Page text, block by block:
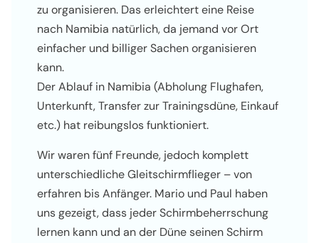
zu organisieren. Das erleichtert eine Reise
nach Namibia natürlich, da jemand vor Ort
einfacher und billiger Sachen organisieren
kann.
Der Ablauf in Namibia (Abholung Flughafen,
Unterkunft, Transfer zur Trainingsdüne, Einkauf
etc.) hat reibungslos funktioniert.
Wir waren fünf Freunde, jedoch komplett
unterschiedliche Gleitschirm­flieger – von
erfahren bis Anfänger. Mario und Paul haben
uns gezeigt, dass jeder Schirm­beherrschung
lernen kann und an der Düne seinen Schirm